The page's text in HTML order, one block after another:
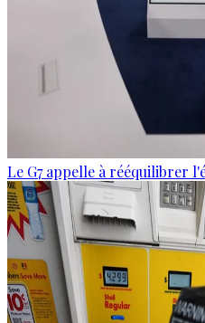
Le G7 appelle à rééquilibrer